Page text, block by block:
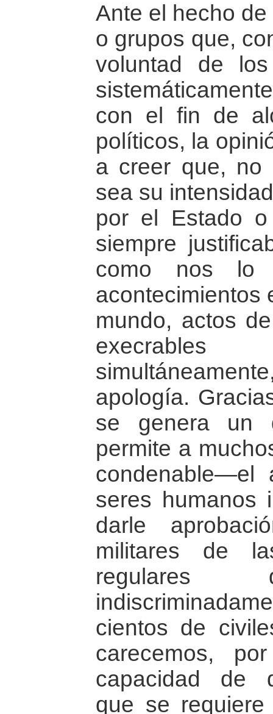
Ante el hecho
o grupos que,
voluntad de
con el fin de
políticos, la
a creer que, no
sea su
por el Estado
siempre
como nos lo
acontecimientos
mundo, actos
apología.
se genera un
permite a
condenable—el
seres humanos
darle
militares de
regulares
cientos de
carecemos,
capacidad de
que se